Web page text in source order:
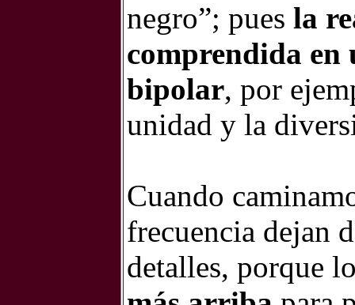
negro”; pues la
comprendida en
bipolar, por
unidad y la
Cuando
frecuencia dejan
detalles, porque